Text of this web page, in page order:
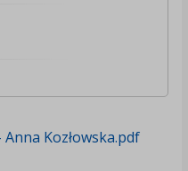
Kozłowska.pdf